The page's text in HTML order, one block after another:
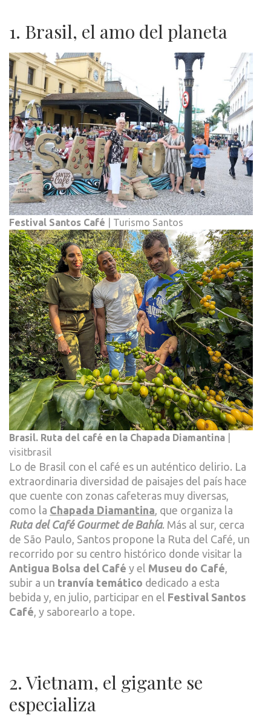
1. Brasil, el amo del planeta
Festival Santos Café | Turismo Santos
Brasil. Ruta del café en la Chapada Diamantina
visitbrasil
Lo de Brasil con el café es un auténtico delirio. La
extraordinaria diversidad de paisajes del país hace
que cuente con zonas cafeteras muy diversas,
como la Chapada Diamantina, que organiza la
Ruta del Café Gourmet de Bahía. Más al sur, cerca
de São Paulo, Santos propone la Ruta del Café, un
recorrido por su centro histórico donde visitar la
Antigua Bolsa del Café y el Museu do Café,
subir a un tranvía temático dedicado a esta
bebida y, en julio, participar en el Festival Santos
Café, y saborearlo a tope.
2. Vietnam, el gigante se
especializa